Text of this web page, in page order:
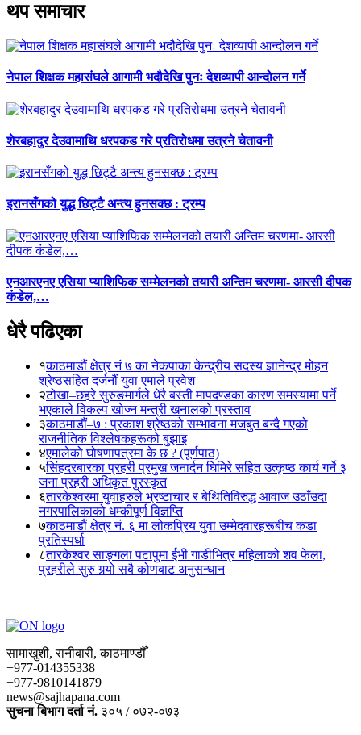
थप समाचार
नेपाल शिक्षक महासंघले आगामी भदौदेखि पुनः देशव्यापी आन्दोलन गर्ने
शेरबहादुर देउवामाथि धरपकड गरे प्रतिरोधमा उत्रने चेतावनी
इरानसँगको युद्ध छिट्टै अन्त्य हुनसक्छ : ट्रम्प
एनआरएनए एसिया प्याशिफिक सम्मेलनको तयारी अन्तिम चरणमा- आरसी दीपक
कंडेल,…
धेरै पढिएका
१काठमाडौं क्षेत्र नं ७ का नेकपाका केन्द्रीय सदस्य ज्ञानेन्द्र मोहन
श्रेष्ठसहित दर्जनौं युवा एमाले प्रवेश
२टोखा–छहरे सुरुङमार्गले धेरै बस्ती मापदण्डका कारण समस्यामा पर्ने
भएकाले विकल्प खोज्न मन्त्री खनालको प्रस्ताव
३काठमाडौं–७ : प्रकाश श्रेष्ठको सम्भावना मजबुत बन्दै गएको
राजनीतिक विश्लेषकहरूको बुझाइ
४एमालेको घोषणापत्रमा के छ ? (पूर्णपाठ)
५सिंहदरबारका प्रहरी प्रमुख जनार्दन घिमिरे सहित उत्कृष्ठ कार्य गर्ने ३
जना प्रहरी अधिकृत पुरस्कृत
६तारकेश्वरमा युवाहरुले भ्रष्टाचार र बेथितिविरुद्ध आवाज उठाँउदा
नगरपालिकाको धम्कीपूर्ण विज्ञप्ति
७काठमाडौं क्षेत्र नं. ६ मा लोकप्रिय युवा उम्मेदवारहरूबीच कडा
प्रतिस्पर्धा
८तारकेश्वर साङ्गला पटापुमा ईभी गाडीभित्र महिलाको शव फेला,
प्रहरीले सुरु गर्‍यो सबै कोणबाट अनुसन्धान
सामाखुशी, रानीबारी, काठमाण्डौँ
+977-014355338
+977-9810141879
news@sajhapana.com
सुचना बिभाग दर्ता नं. ३०५ / ०७२-०७३